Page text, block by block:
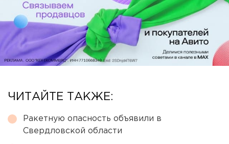
ЧИТАЙТЕ ТАКЖЕ:
Ракетную опасность объявили в
Свердловской области